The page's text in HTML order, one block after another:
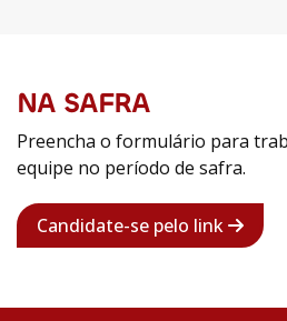
NA SAFRA
Preencha o formulário para
equipe no período de safra.
Candidate-se pelo link